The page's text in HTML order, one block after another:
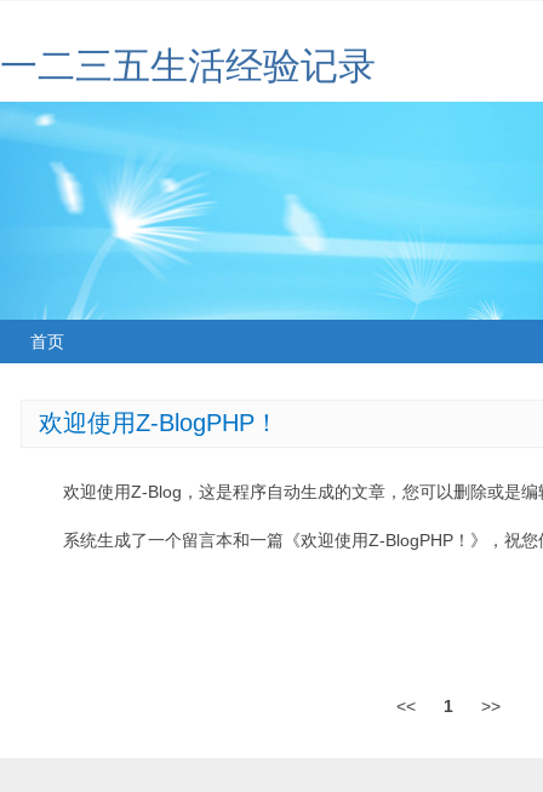
一二三五生活经验记录
首页
欢迎使用Z-BlogPHP！
欢迎使用Z-Blog，这是程序自动生成的文章，您可以删除或是编
系统生成了一个留言本和一篇《欢迎使用Z-BlogPHP！》，祝
<< 1 >>